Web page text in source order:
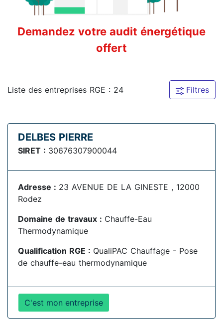
Demandez votre audit énergétique
offert
Liste des entreprises RGE : 24 Filtres
DELBES PIERRE
SIRET : 30676307900044
Adresse : 23 AVENUE DE LA GINESTE , 12000
Rodez
Domaine de travaux : Chauffe-Eau
Thermodynamique
Qualification RGE : QualiPAC Chauffage - Pose
de chauffe-eau thermodynamique
C'est mon entreprise